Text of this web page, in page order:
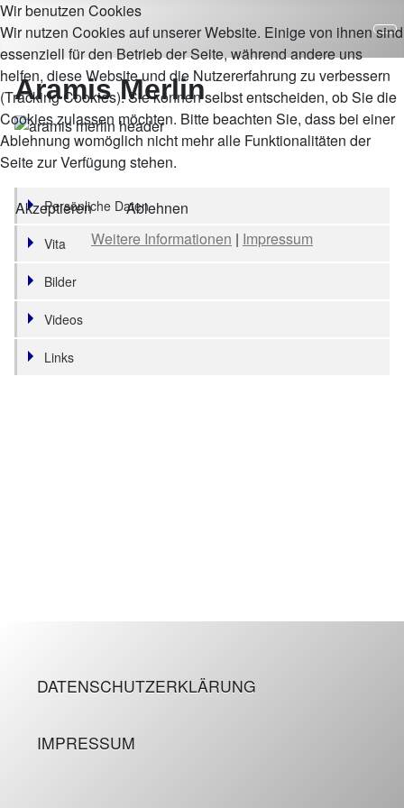
Aramis Merlin
Persönliche Daten
Vita
Bilder
Videos
Links
DATENSCHUTZERKLÄRUNG
IMPRESSUM
Wir benutzen Cookies
Wir nutzen Cookies auf unserer Website. Einige von ihnen sind
essenziell für den Betrieb der Seite, während andere uns
helfen, diese Website und die Nutzererfahrung zu verbessern
(Tracking Cookies). Sie können selbst entscheiden, ob Sie die
Cookies zulassen möchten. Bitte beachten Sie, dass bei einer
Ablehnung womöglich nicht mehr alle Funktionalitäten der
Seite zur Verfügung stehen.
Akzeptieren
Ablehnen
Weitere Informationen | Impressum